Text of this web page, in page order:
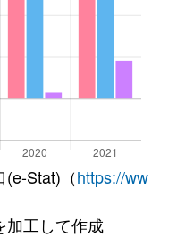
Stat)（https://ww
加工して作成